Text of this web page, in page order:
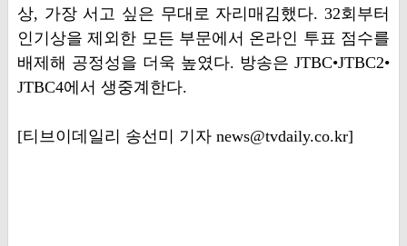
상, 가장 서고 싶은 무대로 자리매김했다. 32회부터
인기상을 제외한 모든 부문에서 온라인 투표 점수를
배제해 공정성을 더욱 높였다. 방송은 JTBC•JTBC2•
JTBC4에서 생중계한다.
[티브이데일리 송선미 기자 news@tvdaily.co.kr]